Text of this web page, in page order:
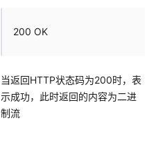
200 OK
当返回HTTP状态码为200时，表
示成功，此时返回的内容为二进
制流